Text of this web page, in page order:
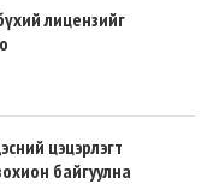
лицензийг
цэцэрлэгт
байгуулна